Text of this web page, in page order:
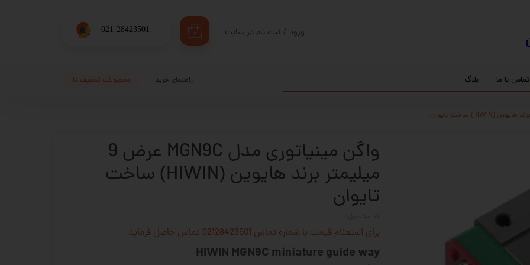
​021-28423501 ۰ ورود / ثبت نام در سایت
سفارشات
گیربکس حلزونی
تماس با ما بلاگ محصولات تحفیف دار راهنمای خرید
واگن مینیاتوری مدل MGN9C عرض 9
میلیمتر برند هایوین (HIWIN) ساخت
تایوان
برای استعلام قیمت با شماره تماس 02128423501 تماس حاصل فرماید
HIWIN MGN9C miniature guide way